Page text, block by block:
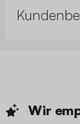
Wir